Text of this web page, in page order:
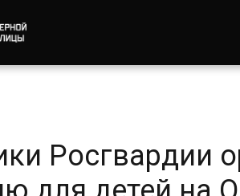
Росгвардии